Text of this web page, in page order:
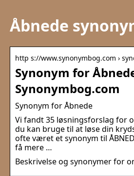
Åbnede
http s://www.synonymbog.com ›
Synonym for
Synonymbog.com
Synonym for Åbnede
Vi fandt 35 løsningsforslag for
du kan bruge til at løse din
ofte været et synonym til
få mere …
Beskrivelse og synonymer for